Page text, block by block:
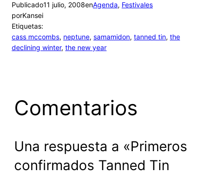
Publicado11 julio, 2008enAgenda, Festivales
porKansei
Etiquetas:
cass mccombs, neptune, samamidon, tanned tin, the
declining winter, the new year
Comentarios
Una respuesta a «Primeros
confirmados Tanned Tin